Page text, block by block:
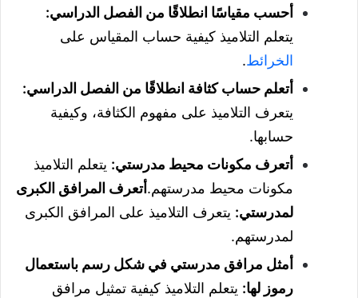
أحسب مقياسًا انطلاقًا من الفصل الدراسي:
يتعلم التلاميذ كيفية حساب المقياس على
الخرائط.
أتعلم حساب كثافة انطلاقًا من الفصل الدراسي:
يتعرف التلاميذ على مفهوم الكثافة، وكيفية
حسابها.
أتعرف مكونات محيط مدرستي: يتعلم التلاميذ
مكونات محيط مدرستهم.أتعرف المرافق الكبرى
لمدرستي: يتعرف التلاميذ على المرافق الكبرى
لمدرستهم.
أمثل مرافق مدرستي في شكل رسم باستعمال
رموز لها: يتعلم التلاميذ كيفية تمثيل مرافق